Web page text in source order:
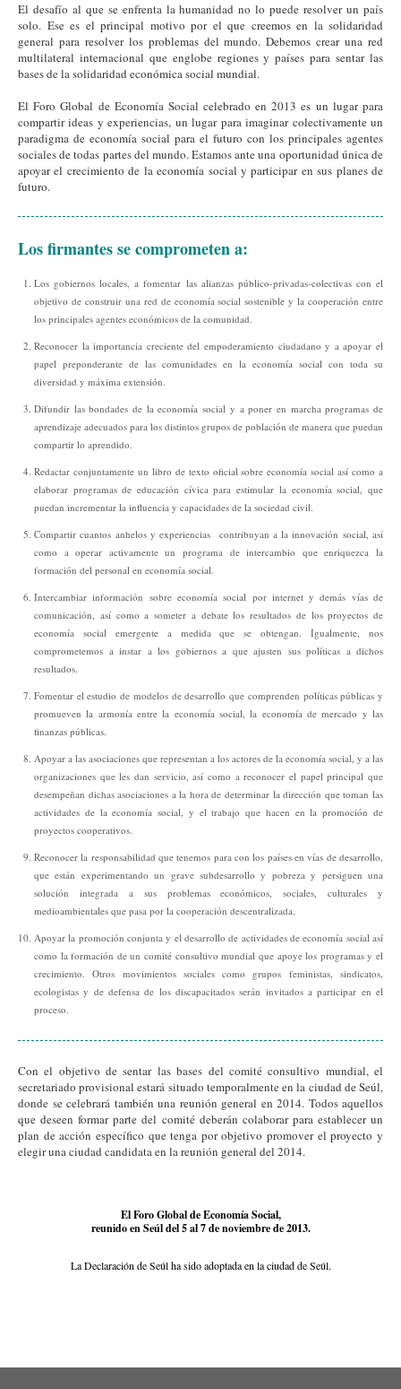
El desafío al que se enfrenta la humanidad no lo puede resolver un país
solo. Ese es el principal motivo por el que creemos en la solidaridad
general para resolver los problemas del mundo. Debemos crear una red
multilateral internacional que englobe regiones y países para sentar las
bases de la solidaridad económica social mundial.
El Foro Global de Economía Social celebrado en 2013 es un lugar para
compartir ideas y experiencias, un lugar para imaginar colectivamente un
paradigma de economía social para el futuro con los principales agentes
sociales de todas partes del mundo. Estamos ante una oportunidad única de
apoyar el crecimiento de la economía social y participar en sus planes de
futuro.
Los firmantes se comprometen a:
Los gobiernos locales, a fomentar las alianzas público-privadas-colectivas con el
objetivo de construir una red de economía social sostenible y la cooperación entre
los principales agentes económicos de la comunidad.
Reconocer la importancia creciente del empoderamiento ciudadano y a apoyar el
papel preponderante de las comunidades en la economía social con toda su
diversidad y máxima extensión.
Difundir las bondades de la economía social y a poner en marcha programas de
aprendizaje adecuados para los distintos grupos de población de manera que puedan
compartir lo aprendido.
Redactar conjuntamente un libro de texto oficial sobre economía social así como a
elaborar programas de educación cívica para estimular la economía social, que
puedan incrementar la influencia y capacidades de la sociedad civil.
Compartir cuantos anhelos y experiencias contribuyan a la innovación social, así
como a operar activamente un programa de intercambio que enriquezca la
formación del personal en economía social.
Intercambiar información sobre economía social por internet y demás vías de
comunicación, así como a someter a debate los resultados de los proyectos de
economía social emergente a medida que se obtengan. Igualmente, nos
comprometemos a instar a los gobiernos a que ajusten sus políticas a dichos
resultados.
Fomentar el estudio de modelos de desarrollo que comprenden políticas públicas y
promueven la armonía entre la economía social, la economía de mercado y las
finanzas públicas.
Apoyar a las asociaciones que representan a los actores de la economía social, y a las
organizaciones que les dan servicio, así como a reconocer el papel principal que
desempeñan dichas asociaciones a la hora de determinar la dirección que toman las
actividades de la economía social, y el trabajo que hacen en la promoción de
proyectos cooperativos.
Reconocer la responsabilidad que tenemos para con los países en vías de desarrollo,
que están experimentando un grave subdesarrollo y pobreza y persiguen una
solución integrada a sus problemas económicos, sociales, culturales y
medioambientales que pasa por la cooperación descentralizada.
Apoyar la promoción conjunta y el desarrollo de actividades de economía social así
como la formación de un comité consultivo mundial que apoye los programas y el
crecimiento. Otros movimientos sociales como grupos feministas, sindicatos,
ecologistas y de defensa de los discapacitados serán invitados a participar en el
proceso.
Con el objetivo de sentar las bases del comité consultivo mundial, el
secretariado provisional estará situado temporalmente en la ciudad de Seúl,
donde se celebrará también una reunión general en 2014. Todos aquellos
que deseen formar parte del comité deberán colaborar para establecer un
plan de acción específico que tenga por objetivo promover el proyecto y
elegir una ciudad candidata en la reunión general del 2014.
El Foro Global de Economía Social,
reunido en Seúl del 5 al 7 de noviembre de 2013.
La Declaración de Seúl ha sido adoptada en la ciudad de Seúl.